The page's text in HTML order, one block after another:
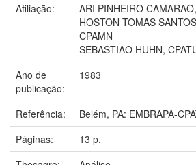
Afiliação:
ARI PINHEIRO
HOSTON TOMAS
CPAMN
SEBASTIAO HUHN,
Ano de
publicação:
1983
Referência:
Belém, PA: EMBRAPA-
Páginas:
13 p.